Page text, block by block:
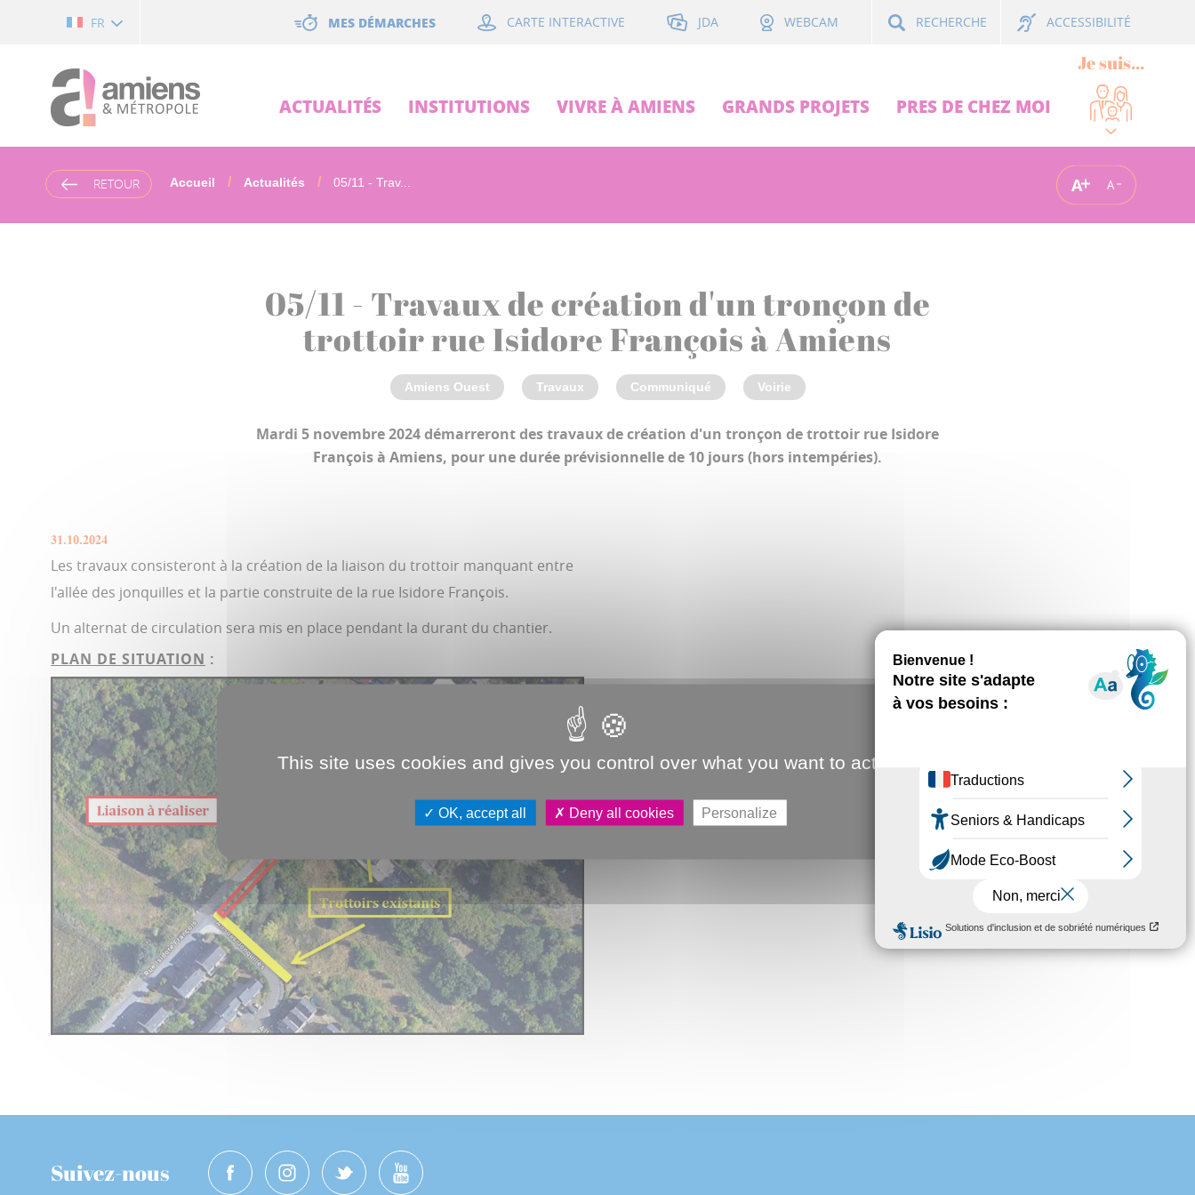
FR MES DÉMARCHES CARTE INTERACTIVE JDA WEBCAM RECHERCHE ACCESSIBILITÉ
ACTUALITÉS INSTITUTIONS VIVRE À AMIENS GRANDS PROJETS PRES DE CHEZ MOI
Je suis...
RETOUR Accueil Actualités 05/11 - Trav... A A
05/11 - Travaux de création d'un tronçon de
trottoir rue Isidore François à Amiens
Amiens Ouest Travaux Communiqué Voirie
Mardi 5 novembre 2024 démarreront des travaux de création d'un tronçon de trottoir rue Isidore
François à Amiens, pour une durée prévisionnelle de 10 jours (hors intempéries).
31.10.2024
Les travaux consisteront à la création de la liaison du trottoir manquant entre
l'allée des jonquilles et la partie construite de la rue Isidore François.
Un alternat de circulation sera mis en place pendant la durant du chantier.
PLAN DE SITUATION :
Suivez-nous
This site uses cookies and gives you control over what you want to activate
OK, accept all Deny all cookies Personalize